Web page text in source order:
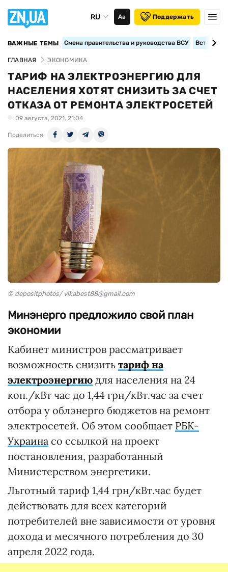
RU Аа Поддержать
ВАЖНЫЕ ТЕМЫ Смена правительства и руководства ВСУ
ГЛАВНАЯ ЭКОНОМИКА
ТАРИФ НА ЭЛЕКТРОЭНЕРГИЮ ДЛЯ
НАСЕЛЕНИЯ ХОТЯТ СНИЗИТЬ ЗА СЧЕТ
ОТКАЗА ОТ РЕМОНТА ЭЛЕКТРОСЕТЕЙ
09 августа, 2021, 21:04
Поделиться
© depositphotos/ vikabest88@gmail.com
Минэнерго предложило свой план
экономии
Кабинет министров рассматривает
возможность снизить тариф на
электроэнергию для населения на 24
коп./кВт час до 1,44 грн/кВт.час за счет
отбора у облэнерго бюджетов на ремонт
электросетей. Об этом сообщает РБК-
Украина со ссылкой на проект
постановления, разработанный
Министерством энергетики.
Льготный тариф 1,44 грн/кВт.час будет
действовать для всех категорий
потребителей вне зависимости от уровня
дохода и месячного потребления до 30
апреля 2022 года.